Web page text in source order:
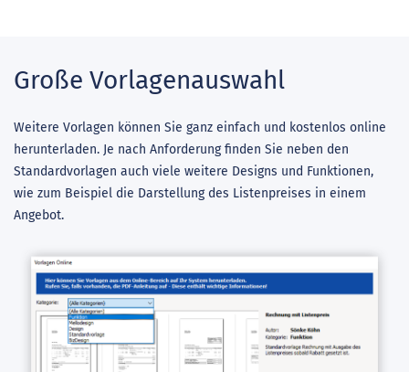
Große Vorlagenauswahl
Weitere Vorlagen können Sie ganz einfach und kostenlos online
herunterladen. Je nach Anforderung finden Sie neben den
Standardvorlagen auch viele weitere Designs und Funktionen,
wie zum Beispiel die Darstellung des Listenpreises in einem
Angebot.